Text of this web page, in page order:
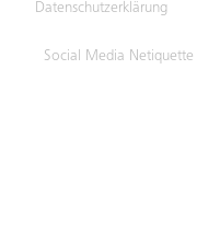
Datenschutzerklärung
Social Media Netiquette